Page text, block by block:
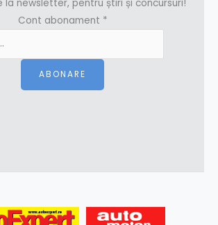
newsletter, pentru știri și concursuri!
Cont abonament *
ABONARE